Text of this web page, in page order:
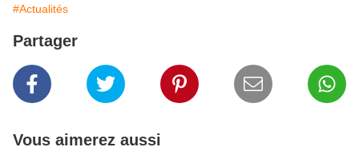
#Actualités
Partager
Vous aimerez aussi